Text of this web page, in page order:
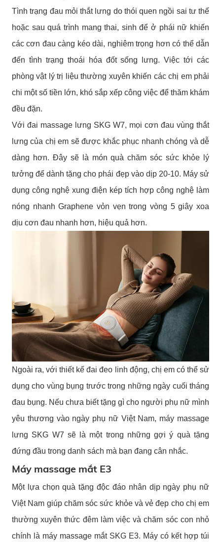
Tình trạng đau mỏi thắt lưng do thói quen ngồi sai tư thế
hoặc sau quá trình mang thai, sinh để ở phái nữ khiến
các cơn đau càng kéo dài, nghiêm trọng hơn có thể dẫn
đến tình trạng thoái hóa đốt sống lưng. Việc tới các
phòng vật lý trị liệu thường xuyên khiến các chị em phải
chi một số tiền lớn, khó sắp xếp công việc để thăm khám
đều đặn.
Với đai massage lưng SKG W7, mọi cơn đau vùng thắt
lưng của chị em sẽ được khắc phục nhanh chóng và dễ
dàng hơn. Đây sẽ là món quà chăm sóc sức khỏe lý
tưởng để dành tặng cho phái đẹp vào dịp 20-10. Máy sử
dụng công nghệ xung điện kép tích hợp công nghệ làm
nóng nhanh Graphene vỏn vẹn trong vòng 5 giây xoa
dịu cơn đau nhanh hơn, hiệu quả hơn.
Ngoài ra, với thiết kế đai đeo linh động, chị em có thể sử
dụng cho vùng bụng trước trong những ngày cuối tháng
đau bụng. Nếu chưa biết tặng gì cho người phụ nữ mình
yêu thương vào ngày phụ nữ Việt Nam, máy massage
lưng SKG W7 sẽ là một trong những gợi ý quà tặng
đứng đầu trong danh sách mà bạn đang cân nhắc.
Máy massage mắt E3
Một lựa chọn quà tặng độc đáo nhân dịp ngày phụ nữ
Việt Nam giúp chăm sóc sức khỏe và vẻ đẹp cho chị em
thường xuyên thức đêm làm việc và chăm sóc con nhỏ
chính là máy massage mắt SKG E3. Máy có kết hợp túi